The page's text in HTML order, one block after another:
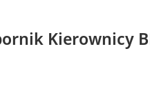
Kierownicy